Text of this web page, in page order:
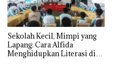
Sekolah Kecil, Mimpi yang
Lapang: Cara Alfida
Menghidupkan Literasi di